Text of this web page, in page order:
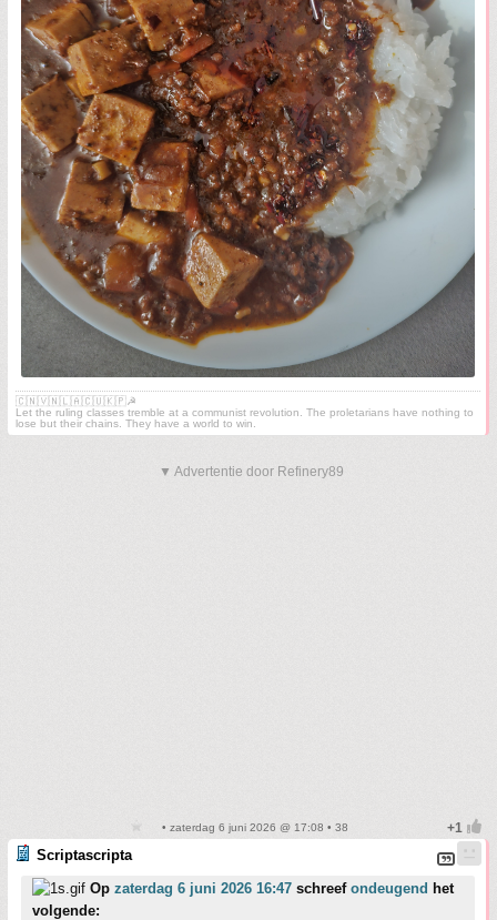
🇨🇳🇻🇳🇱🇦🇨🇺🇰🇵☭
Let the ruling classes tremble at a communist revolution. The proletarians have nothing to
lose but their chains. They have a world to win.
▼ Advertentie door Refinery89
• zaterdag 6 juni 2026 @ 17:08 • 38
Scriptascripta
Op zaterdag 6 juni 2026 16:47 schreef ondeugend het
volgende: